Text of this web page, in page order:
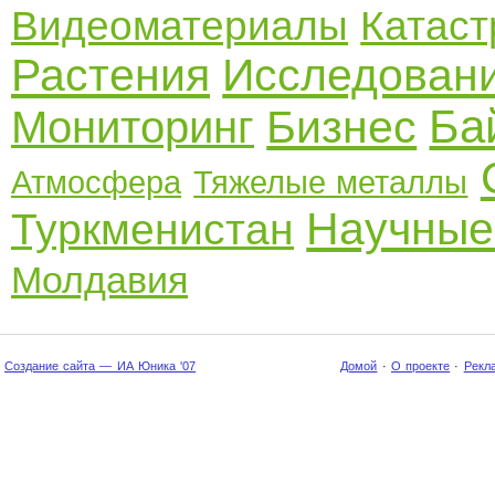
Видеоматериалы
Растения
Мониторинг Бизнес
Атмосфера Тяжелые металлы
Туркменистан
Молдавия
Создание сайта — ИА Юника '07 Домой · О проекте ·